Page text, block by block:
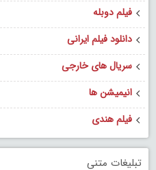
فیلم دوبله
دانلود فیلم ایرانی
سریال های خارجی
انیمیشن ها
فیلم هندی
تبلیغات متنی